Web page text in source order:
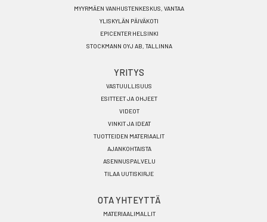
MYYRMÄEN VANHUSTENKESKUS, VANTAA
YLISKYLÄN PÄIVÄKOTI
EPICENTER HELSINKI
STOCKMANN OYJ AB, TALLINNA
YRITYS
VASTUULLISUUS
ESITTEET JA OHJEET
VIDEOT
VINKIT JA IDEAT
TUOTTEIDEN MATERIAALIT
AJANKOHTAISTA
ASENNUSPALVELU
TILAA UUTISKIRJE
OTA YHTEYTTÄ
MATERIAALIMALLIT